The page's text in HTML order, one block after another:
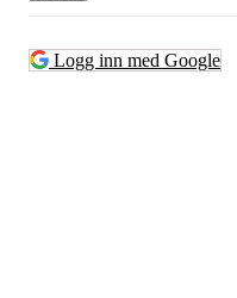
Logg inn med Google